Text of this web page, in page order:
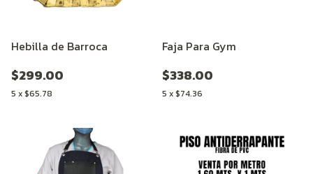
Hebilla de Barroca
$299.00
5 x$65.78
Faja Para Gym
$338.00
5 x$74.36